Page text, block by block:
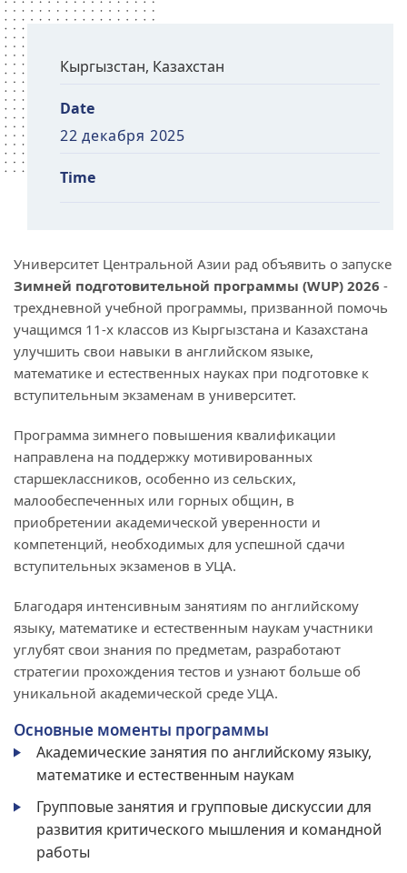
Кыргызстан, Казахстан
Date
22 декабря 2025
Time
Университет Центральной Азии рад объявить о запуске
Зимней подготовительной программы (WUP) 2026 -
трехдневной учебной программы, призванной помочь
учащимся 11-х классов из Кыргызстана и Казахстана
улучшить свои навыки в английском языке,
математике и естественных науках при подготовке к
вступительным экзаменам в университет.
Программа зимнего повышения квалификации
направлена на поддержку мотивированных
старшеклассников, особенно из сельских,
малообеспеченных или горных общин, в
приобретении академической уверенности и
компетенций, необходимых для успешной сдачи
вступительных экзаменов в УЦА.
Благодаря интенсивным занятиям по английскому
языку, математике и естественным наукам участники
углубят свои знания по предметам, разработают
стратегии прохождения тестов и узнают больше об
уникальной академической среде УЦА.
Основные моменты программы
Академические занятия по английскому языку,
математике и естественным наукам
Групповые занятия и групповые дискуссии для
развития критического мышления и командной
работы